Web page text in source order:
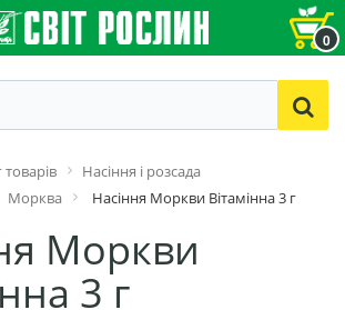
0
товарів
Насіння і розсада
Морква Насіння Моркви Вітамінна 3 г
Моркви
3 г